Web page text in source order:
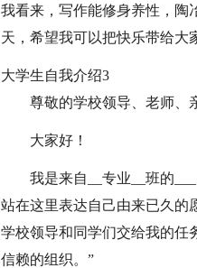
我看来，写作能修身养性，陶
天，希望我可以把快乐带给大
大学生自我介绍3
尊敬的学校领导、老师、
大家好！
我是来自__专业__班的
站在这里表达自己由来已久的
学校领导和同学们交给我的任
信赖的组织。”